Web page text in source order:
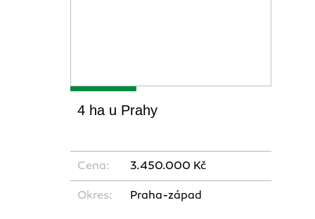
4 ha u Prahy
Cena: 3.450.000 Kč
Okres: Praha-západ